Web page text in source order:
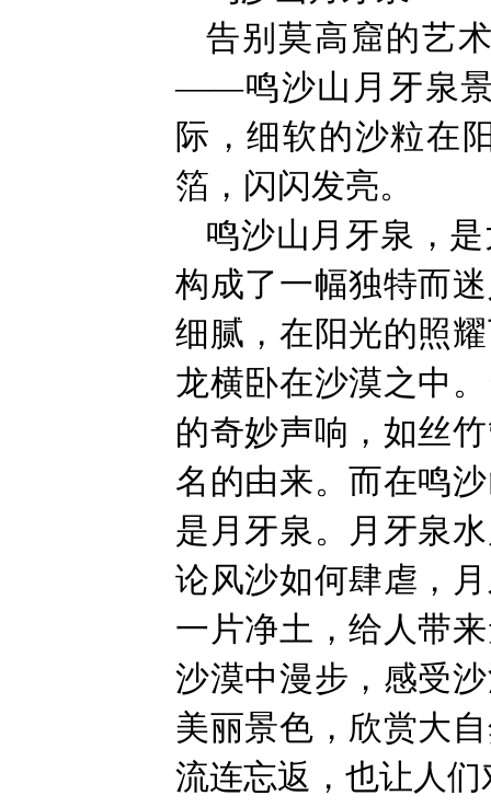
告别莫高窟的艺
——鸣沙山月牙泉景
际，细软的沙粒在
箔，闪闪发亮。
鸣沙山月牙泉，
构成了一幅独特而
细腻，在阳光的照
龙横卧在沙漠之中
的奇妙声响，如丝
名的由来。而在鸣
是月牙泉。月牙泉
论风沙如何肆虐，
一片净土，给人带
沙漠中漫步，感受
美丽景色，欣赏大
流连忘返，也让人